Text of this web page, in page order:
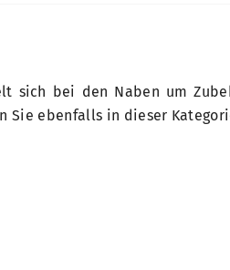
sich bei den Naben um
Sie ebenfalls in dieser